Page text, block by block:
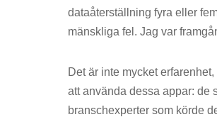
dataåterställning fyra eller
mänskliga fel. Jag var
Det är inte mycket
att använda dessa appar: de
branschexperter som körde